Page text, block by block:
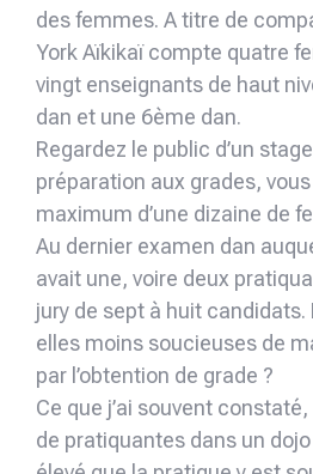
des femmes. A titre de
York Aïkikaï compte quatre
vingt enseignants de haut
dan et une 6ème dan.
Regardez le public d’un
préparation aux grades,
maximum d’une dizaine de
Au dernier examen dan
avait une, voire deux
jury de sept à huit
elles moins soucieuses de
par l’obtention de grade ?
Ce que j’ai souvent
de pratiquantes dans un